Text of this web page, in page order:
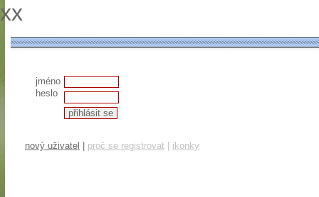
xx
jméno
heslo
nový uživatel proč se registrovat ikonky